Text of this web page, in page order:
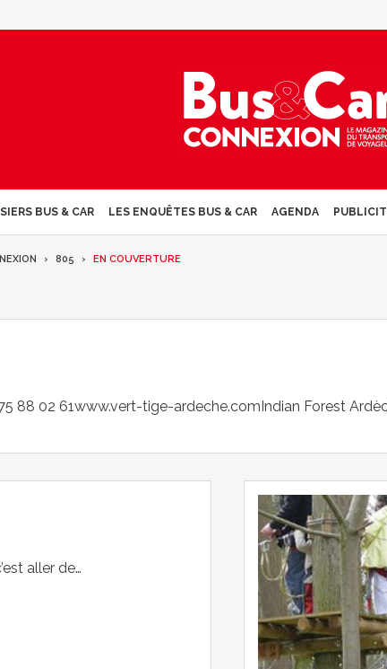
BUS & CAR LES ENQUÊTES BUS & CAR AGENDA
805 EN COUVERTURE
88 02 61www.vert-tige-ardeche.comIndian Forest
aller de…